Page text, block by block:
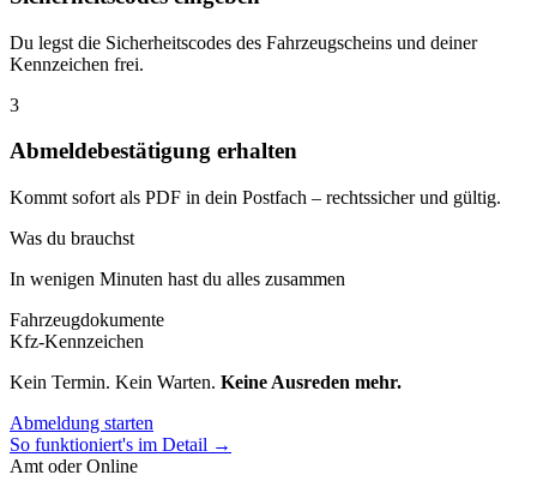
Du legst die Sicherheitscodes des Fahrzeugscheins und deiner
Kennzeichen frei.
3
Abmeldebestätigung erhalten
Kommt sofort als PDF in dein Postfach – rechtssicher und gültig.
Was du brauchst
In wenigen Minuten hast du alles zusammen
Fahrzeugdokumente
Kfz-Kennzeichen
Kein Termin. Kein Warten. Keine Ausreden mehr.
Abmeldung starten
So funktioniert's im Detail →
Amt oder Online